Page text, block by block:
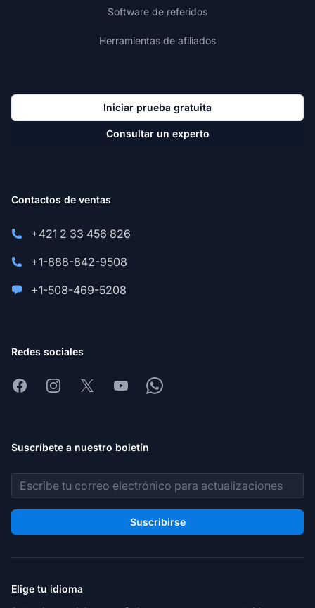
Software de referidos
Herramientas de afiliados
Iniciar prueba gratuita
Consultar un experto
Contactos de ventas
+421 2 33 456 826
+1-888-842-9508
+1-508-469-5208
Redes sociales
FacebookInstagram
X YoutubeWhatsapp
Suscríbete a nuestro boletín
Dirección de correo electrónico
Suscribirse
Elige tu idioma